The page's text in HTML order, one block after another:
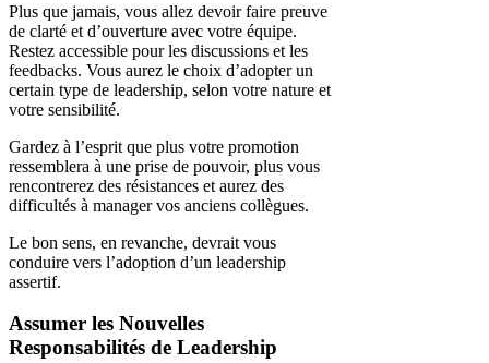
Plus que jamais, vous allez devoir faire preuve
de clarté et d’ouverture avec votre équipe.
Restez accessible pour les discussions et les
feedbacks. Vous aurez le choix d’adopter un
certain type de leadership, selon votre nature et
votre sensibilité.
Gardez à l’esprit que plus votre promotion
ressemblera à une prise de pouvoir, plus vous
rencontrerez des résistances et aurez des
difficultés à manager vos anciens collègues.
Le bon sens, en revanche, devrait vous
conduire vers l’adoption d’un leadership
assertif.
Assumer les Nouvelles
Responsabilités de Leadership